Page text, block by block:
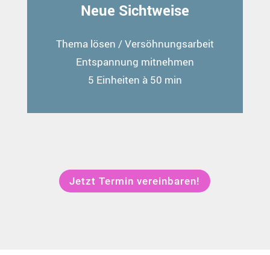
Neue Sichtweise
Thema lösen / Versöhnungsarbeit
Entspannung mitnehmen
5 Einheiten à 50 min
Jetzt Termin vereinbaren!